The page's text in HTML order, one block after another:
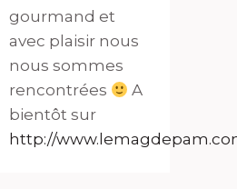
gourmand et
avec plaisir nous
nous sommes
rencontrées
A
bientôt sur
http://